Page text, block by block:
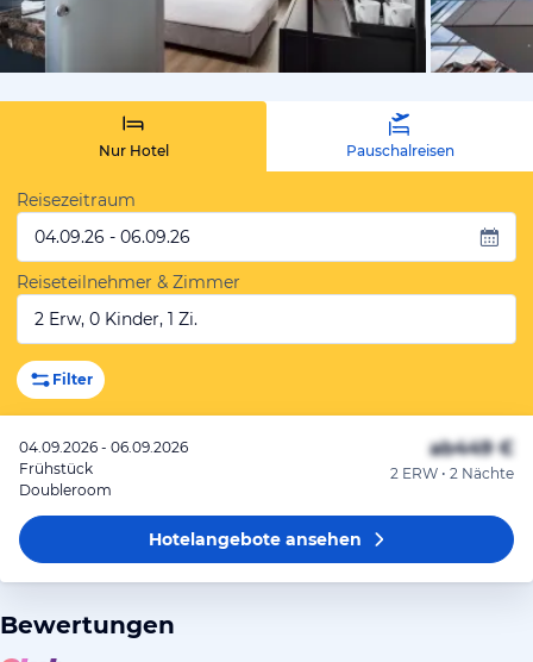
vom
Nur Hotel Pauschalreisen
Reisezeitraum
04.09.26 - 06.09.26
Reiseteilnehmer & Zimmer
2 Erw, 0 Kinder, 1 Zi.
Filter
04.09.2026 - 06.09.2026
Frühstück
Doubleroom
ab449 €
2 ERW • 2 Nächte
Hotelangeboteansehen
Bewertungen